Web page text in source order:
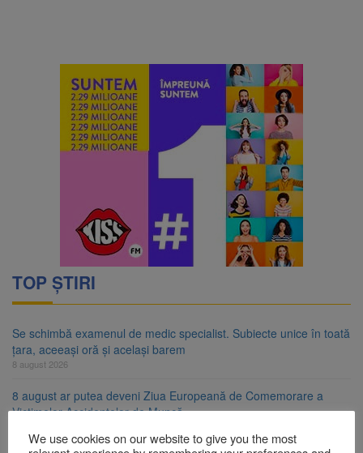
TOP ȘTIRI
Se schimbă examenul de medic specialist. Subiecte unice în toată
țara, aceeași oră și același barem
8 august 2026
8 august ar putea deveni Ziua Europeană de Comemorare a
Victimelor Accidentelor de Muncă
We use cookies on our website to give you the most